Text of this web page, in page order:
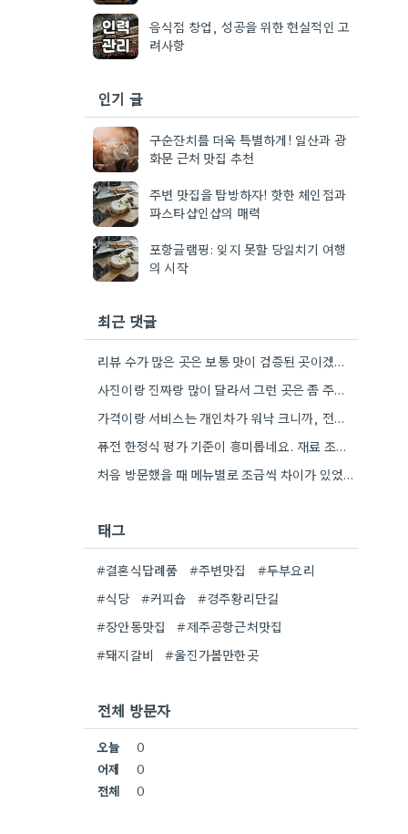
음식점 창업, 성공을 위한 현실적인 고
려사항
인기 글
구순잔치를 더욱 특별하게! 일산과 광
화문 근처 맛집 추천
주변 맛집을 탐방하자! 핫한 체인점과
파스타샵인샵의 매력
포항글램핑: 잊지 못할 당일치기 여행
의 시작
최근 댓글
리뷰 수가 많은 곳은 보통 맛이 검증된 곳이겠죠. 3개월 이내 리뷰를 꼼꼼히 살펴보는 습관이 필요할…
사진이랑 진짜랑 많이 달라서 그런 곳은 좀 주의해야겠네요.
가격이랑 서비스는 개인차가 워낙 크니까, 전체적인 평가보다는 메뉴 맛에 집중하는 게 좋을 것 같아요.
퓨전 한정식 평가 기준이 흥미롭네요. 재료 조합뿐 아니라 플레이팅까지 고려하는 점이 좋은 팁 같아요.
처음 방문했을 때 메뉴별로 조금씩 차이가 있었던 것 같아요. 특히 파스타 종류는 바뀌는 듯 싶었습니다.
태그
#결혼식답례품 #주변맛집
#두부요리
#식당
#커피숍
#경주황리단길
#장안동맛집
#제주공항근처맛집
#돼지갈비
#울진가볼만한곳
전체 방문자
오늘
0
어제
0
전체
0